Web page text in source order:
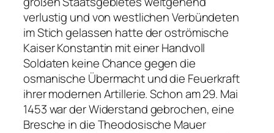
verlustig und von westlichen Verbündeten
im Stich gelassen hatte der oströmische
Kaiser Konstantin mit einer Handvoll
Soldaten keine Chance gegen die
osmanische Übermacht und die Feuerkraft
ihrer modernen Artillerie. Schon am 29. Mai
1453 war der Widerstand gebrochen, eine
Bresche in die Theodosische Mauer